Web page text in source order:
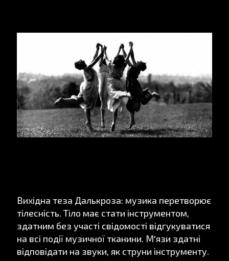
Вихідна теза Далькроза: музика перетворює
тілесність. Тіло має стати інструментом,
здатним без участі свідомості відгукуватися
на всі події музичної тканини. М'язи здатні
відповідати на звуки, як струни інструменту.